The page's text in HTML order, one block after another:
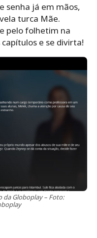
senha já em mãos,
turca Mãe.
pelo folhetim na
e se divirta!
da Globoplay – Foto: